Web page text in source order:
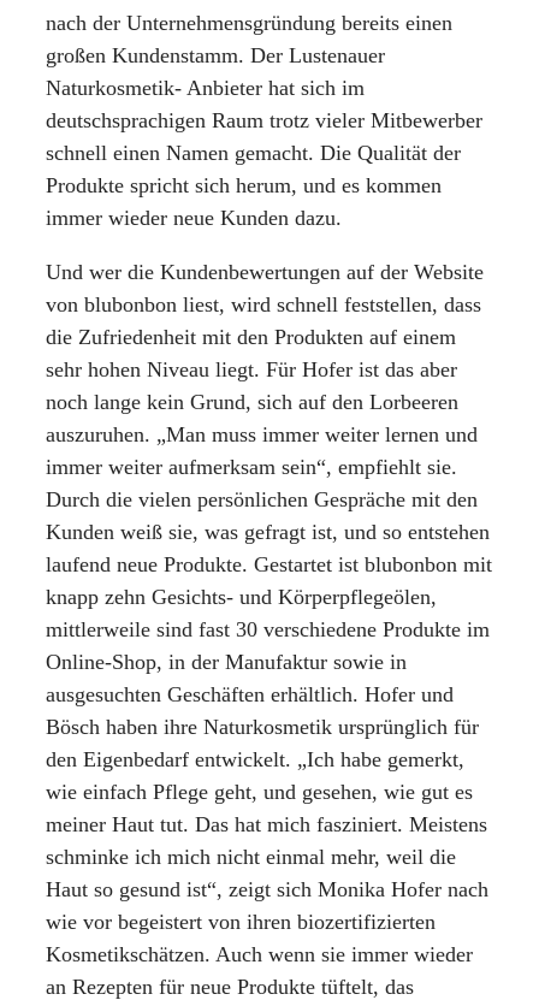
nach der Unternehmensgründung bereits einen
großen Kundenstamm. Der Lustenauer
Naturkosmetik- Anbieter hat sich im
deutschsprachigen Raum trotz vieler Mitbewerber
schnell einen Namen gemacht. Die Qualität der
Produkte spricht sich herum, und es kommen
immer wieder neue Kunden dazu.
Und wer die Kundenbewertungen auf der Website
von blubonbon liest, wird schnell feststellen, dass
die Zufriedenheit mit den Produkten auf einem
sehr hohen Niveau liegt. Für Hofer ist das aber
noch lange kein Grund, sich auf den Lorbeeren
auszuruhen. „Man muss immer weiter lernen und
immer weiter aufmerksam sein“, empfiehlt sie.
Durch die vielen persönlichen Gespräche mit den
Kunden weiß sie, was gefragt ist, und so entstehen
laufend neue Produkte. Gestartet ist blubonbon mit
knapp zehn Gesichts- und Körperpflegeölen,
mittlerweile sind fast 30 verschiedene Produkte im
Online-Shop, in der Manufaktur sowie in
ausgesuchten Geschäften erhältlich. Hofer und
Bösch haben ihre Naturkosmetik ursprünglich für
den Eigenbedarf entwickelt. „Ich habe gemerkt,
wie einfach Pflege geht, und gesehen, wie gut es
meiner Haut tut. Das hat mich fasziniert. Meistens
schminke ich mich nicht einmal mehr, weil die
Haut so gesund ist“, zeigt sich Monika Hofer nach
wie vor begeistert von ihren biozertifizierten
Kosmetikschätzen. Auch wenn sie immer wieder
an Rezepten für neue Produkte tüftelt, das